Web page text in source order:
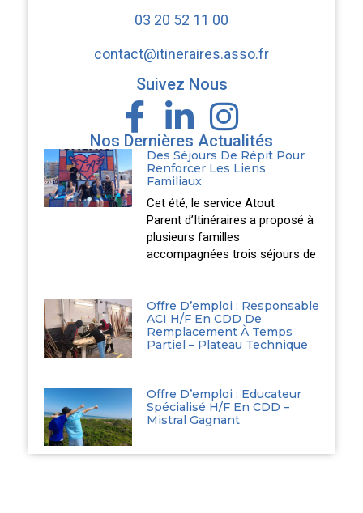
03 20 52 11 00
contact@itineraires.asso.fr
Suivez Nous
Nos Dernières Actualités
Des Séjours De Répit Pour
Renforcer Les Liens
Familiaux
Cet été, le service Atout
Parent d’Itinéraires a proposé à
plusieurs familles
accompagnées trois séjours de
Offre D’emploi : Responsable
ACI H/F En CDD De
Remplacement À Temps
Partiel – Plateau Technique
Offre D’emploi : Educateur
Spécialisé H/F En CDD –
Mistral Gagnant